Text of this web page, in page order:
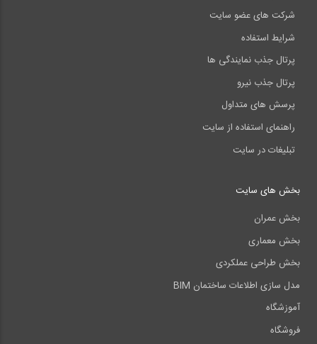
شرکت های عضو سایت
شرایط استفاده
پرتال جذب نمایندگی ها
پرتال جذب نیرو
پرسش های متداول
راهنمای استفاده از سایت
تبلیغات در سایت
بخش های سایت
بخش عمران
بخش معماری
بخش طراحی عملکردی
مدل سازی اطلاعات ساختمان BIM
آموزشگاه
فروشگاه